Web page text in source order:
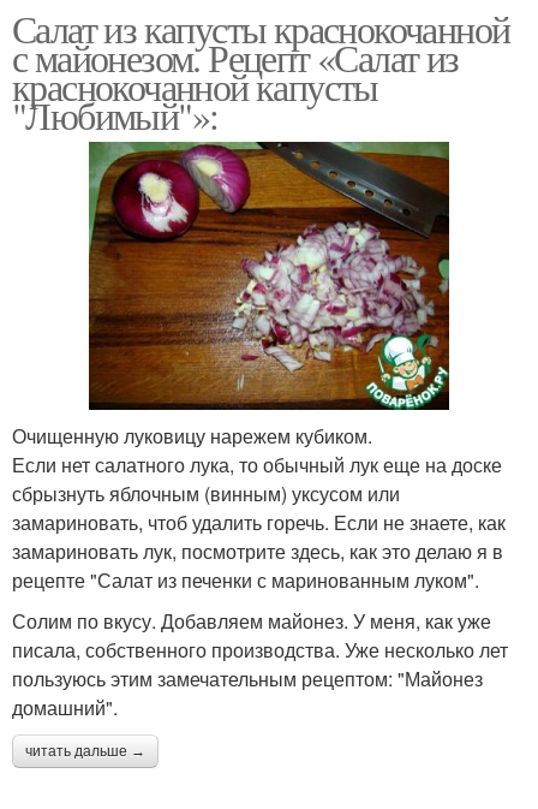
Салат из капусты краснокочанной
с майонезом. Рецепт «Салат из
краснокочанной капусты
"Любимый"»:
Очищенную луковицу нарежем кубиком.
Если нет салатного лука, то обычный лук еще на доске
сбрызнуть яблочным (винным) уксусом или
замариновать, чтоб удалить горечь. Если не знаете, как
замариновать лук, посмотрите здесь, как это делаю я в
рецепте "Салат из печенки с маринованным луком".
Солим по вкусу. Добавляем майонез. У меня, как уже
писала, собственного производства. Уже несколько лет
пользуюсь этим замечательным рецептом: "Майонез
домашний".
читать дальше →